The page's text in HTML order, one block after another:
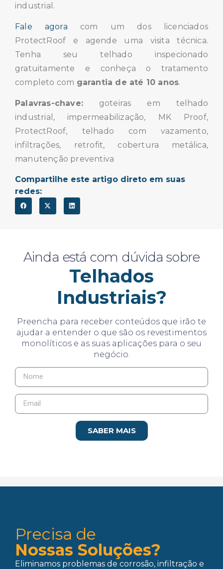
industrial.
Fale agora com um dos licenciados
ProtectRoof e agende uma visita técnica.
Tenha seu telhado inspecionado
gratuitamente e conheça o tratamento
completo com garantia de até 10 anos.
Palavras-chave: goteiras em telhado
industrial, impermeabilização, MK Proof,
ProtectRoof, telhado com vazamento,
infiltrações, retrofit, cobertura metálica,
manutenção preventiva
Compartilhe este artigo direto em suas
redes:
Ainda está com dúvida sobre
Telhados
Industriais?
Preencha para receber conteúdos que irão te
ajudar a entender o que são os revestimentos
monolíticos e as suas aplicações para o seu
negócio.
SABER MAIS
Precisa de
Nossas Soluções?
Eliminamos problemas de corrosão, infiltração e